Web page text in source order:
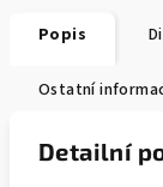
Popis
Ostatní
Detailní